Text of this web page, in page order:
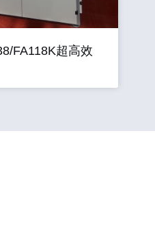
FA118K超高效